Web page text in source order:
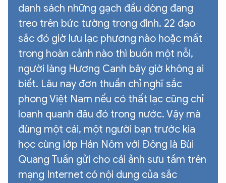
danh sách những gạch đầu dòng đang
treo trên bức tường trong đình. 22 đạo
sắc đó giờ lưu lạc phương nào hoặc mất
trong hoàn cảnh nào thì buồn một nỗi,
người làng Hương Canh bây giờ không ai
biết. Lâu nay đơn thuần chỉ nghĩ sắc
phong Việt Nam nếu có thất lạc cũng chỉ
loanh quanh đâu đó trong nước. Vậy mà
đùng một cái, một người bạn trước kia
học cùng lớp Hán Nôm với Đông là Bùi
Quang Tuấn gửi cho cái ảnh sưu tầm trên
mạng Internet có nội dung của sắc